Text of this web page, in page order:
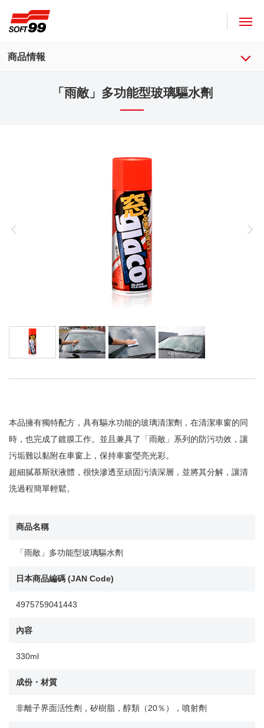
商品情報
「雨敵」多功能型玻璃驅水劑
本品擁有獨特配方，具有驅水功能的玻璃清潔劑，在清潔車窗的同
時，也完成了鍍膜工作。並且兼具了「雨敵」系列的防污功效，讓
污垢難以黏附在車窗上，保持車窗瑩亮光彩。
超細膩慕斯狀液體，很快滲透至頑固污漬深層，並將其分解，讓清
洗過程簡單輕鬆。
商品名稱
「雨敵」多功能型玻璃驅水劑
日本商品編碼 (JAN Code)
4975759041443
內容
330ml
成份・材質
非離子界面活性劑，矽樹脂，醇類（20％），噴射劑